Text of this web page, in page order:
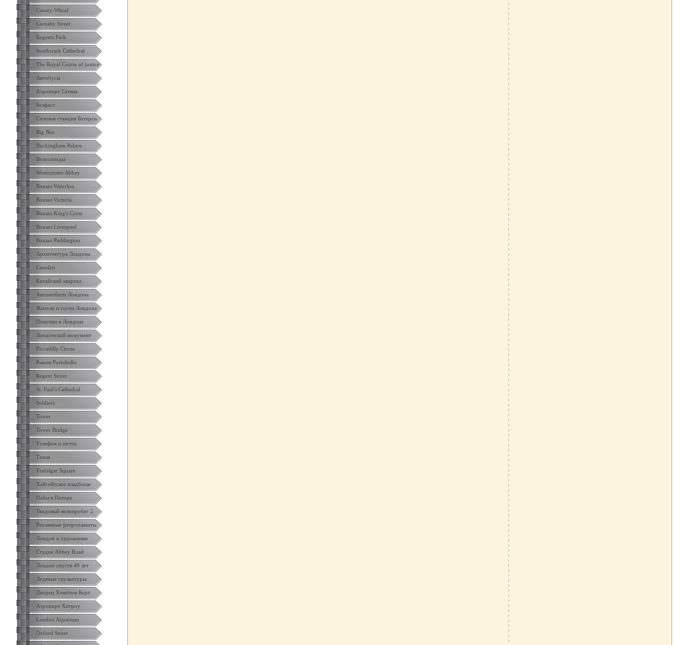
Canary Whraf
Carnaby Street
Regents Park
Southwark Cathedral
The Royal Courts of justice
Автобусы
Аэропорт Гатвик
Белфаст
Силовая станция Батерси
Big Ben
Buckingham Palace
Велосипеды
Westminster Abbey
Вокзал Waterloo
Вокзал Victoria
Вокзал King's Cross
Вокзал Liverpool
Вокзал Paddington
Архитектура Лондона
Camden
Китайский квартал
Автомобили Лондона
Жители и гости Лондона
Покупки в Лондоне
Лондонский монумент
Piccadilly Circus
Рынок Portobello
Regent Street
St. Paul's Cathedral
Soldiers
Tower
Tower Bridge
Телефон и почта
Темза
Trafalgar Square
Хайгейтское кладбище
Пабы в Питере
Твидовый велопробег 2
Рекламные ретроплакаты
Лондон и художники
Студия Abbey Road
Лондон спустя 40 лет
Ледяные скульптуры
Дворец Хэмптон Корт
Аэропорт Хитроу
London Aquarium
Oxford Street